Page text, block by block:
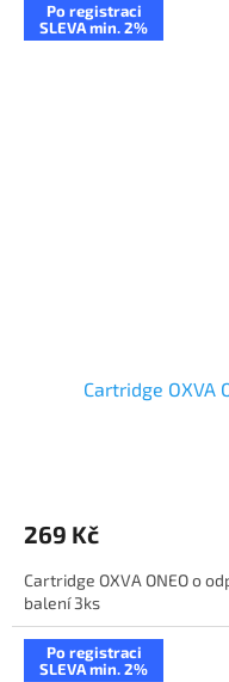
Po registraci
SLEVA min. 2%
Cartridge OXVA
269 Kč
Cartridge OXVA ONEO o
balení 3ks
Po registraci
SLEVA min. 2%